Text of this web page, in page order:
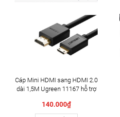
Cáp Mini HDMI sang HDMI 2.0
dài 1,5M Ugreen 11167 hỗ trợ
140.000₫